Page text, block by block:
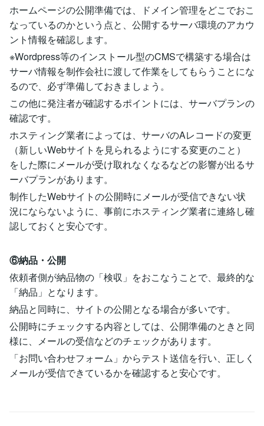
ホームページの公開準備では、ドメイン管理をどこでおこ
なっているのかという点と、公開するサーバ環境のアカウ
ント情報を確認します。
※Wordpress等のインストール型のCMSで構築する場合は
サーバ情報を制作会社に渡して作業をしてもらうことにな
るので、必ず準備しておきましょう。
この他に発注者が確認するポイントには、サーバプランの
確認です。
ホスティング業者によっては、サーバのAレコードの変更
（新しいWebサイトを見られるようにする変更のこと）
をした際にメールが受け取れなくなるなどの影響が出るサ
ーバプランがあります。
制作したWebサイトの公開時にメールが受信できない状
況にならないように、事前にホスティング業者に連絡し確
認しておくと安心です。
⑥納品・公開
依頼者側が納品物の「検収」をおこなうことで、最終的な
「納品」となります。
納品と同時に、サイトの公開となる場合が多いです。
公開時にチェックする内容としては、公開準備のときと同
様に、メールの受信などのチェックがあります。
「お問い合わせフォーム」からテスト送信を行い、正しく
メールが受信できているかを確認すると安心です。